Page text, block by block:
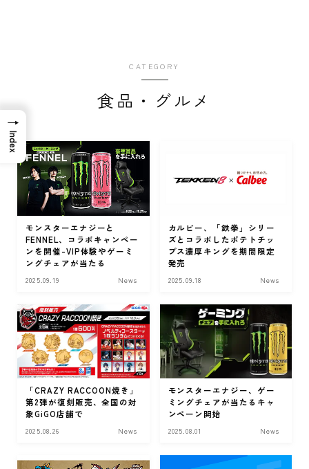
CATEGORY
食品・グルメ
モンスターエナジーと
FENNEL、コラボキャンペー
ンを開催-VIP体験やゲーミ
ングチェアが当たる
2025.09.19 News
カルビー、「鉄拳」シリー
ズとコラボしたポテトチッ
プス濃厚キングを期間限定
発売
2025.09.18 News
「CRAZY RACCOON焼き」
第2弾が復刻販売、全国の対
象GiGO店舗で
2025.08.26 News
モンスターエナジー、ゲー
ミングチェアが当たるキャ
ンペーン開始
2025.08.01 News
→
Index